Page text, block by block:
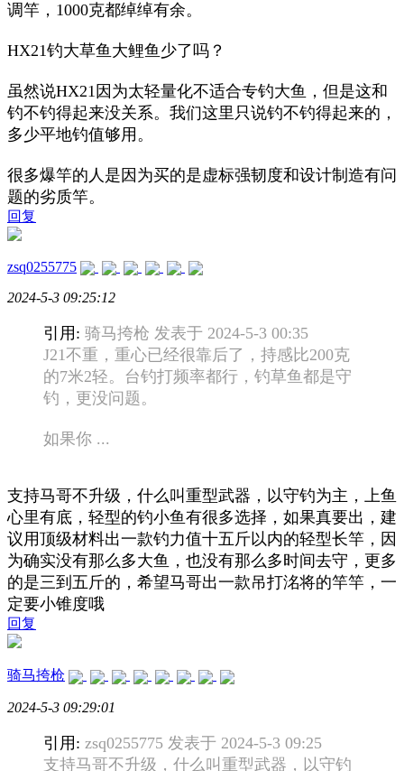
调竿，1000克都绰绰有余。
HX21钓大草鱼大鲤鱼少了吗？
虽然说HX21因为太轻量化不适合专钓大鱼，但是这和
钓不钓得起来没关系。我们这里只说钓不钓得起来的，
多少平地钓值够用。
很多爆竿的人是因为买的是虚标强韧度和设计制造有问
题的劣质竿。
回复
zsq0255775
2024-5-3 09:25:12
引用: 骑马挎枪 发表于 2024-5-3 00:35
J21不重，重心已经很靠后了，持感比200克
的7米2轻。台钓打频率都行，钓草鱼都是守
钓，更没问题。
如果你 ...
支持马哥不升级，什么叫重型武器，以守钓为主，上鱼
心里有底，轻型的钓小鱼有很多选择，如果真要出，建
议用顶级材料出一款钓力值十五斤以内的轻型长竿，因
为确实没有那么多大鱼，也没有那么多时间去守，更多
的是三到五斤的，希望马哥出一款吊打洺将的竿竿，一
定要小锥度哦
回复
骑马挎枪
2024-5-3 09:29:01
引用: zsq0255775 发表于 2024-5-3 09:25
支持马哥不升级，什么叫重型武器，以守钓